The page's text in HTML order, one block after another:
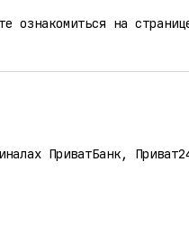
ознакомиться на
ПриватБанк,